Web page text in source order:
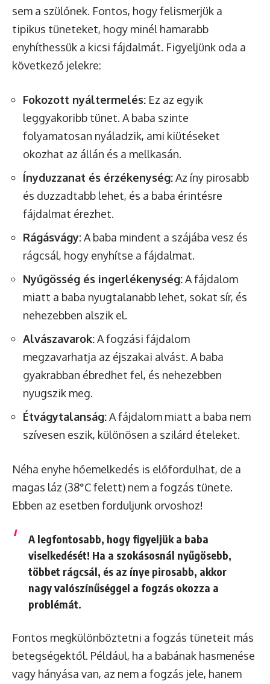
sem a szülőnek. Fontos, hogy felismerjük a
tipikus tüneteket, hogy minél hamarabb
enyhíthessük a kicsi fájdalmát. Figyeljünk oda a
következő jelekre:
Fokozott nyáltermelés: Ez az egyik
leggyakoribb tünet. A baba szinte
folyamatosan nyáladzik, ami kiütéseket
okozhat az állán és a mellkasán.
Ínyduzzanat és érzékenység:Az íny pirosabb
és duzzadtabb lehet, és a baba érintésre
fájdalmat érezhet.
Rágásvágy:A baba mindent a szájába vesz és
rágcsál, hogy enyhítse a fájdalmat.
Nyűgösség és ingerlékenység:A fájdalom
miatt a baba nyugtalanabb lehet, sokat sír, és
nehezebben alszik el.
Alvászavarok:A fogzási fájdalom
megzavarhatja az éjszakai alvást. A baba
gyakrabban ébredhet fel, és nehezebben
nyugszik meg.
Étvágytalanság:A fájdalom miatt a baba nem
szívesen eszik, különösen a szilárd ételeket.
Néha enyhe hőemelkedés is előfordulhat, de a
magas láz (38°C felett) nem a fogzás tünete.
Ebben az esetben forduljunk orvoshoz!
A legfontosabb, hogy figyeljük a baba
viselkedését! Ha a szokásosnál nyűgösebb,
többet rágcsál, és az ínye pirosabb, akkor
nagy valószínűséggel a fogzás okozza a
problémát.
Fontos megkülönböztetni a fogzás tüneteit más
betegségektől. Például, ha a babának hasmenése
vagy hányása van, az nem a fogzás jele, hanem